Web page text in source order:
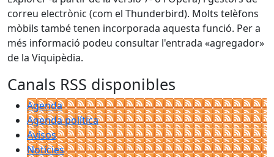
correu electrònic (com el Thunderbird). Molts telèfons
mòbils també tenen incorporada aquesta funció. Per a
més informació podeu consultar l'entrada «agregador»
de la Viquipèdia.
Canals RSS disponibles
Agenda
Agenda política
Avisos
Notícies